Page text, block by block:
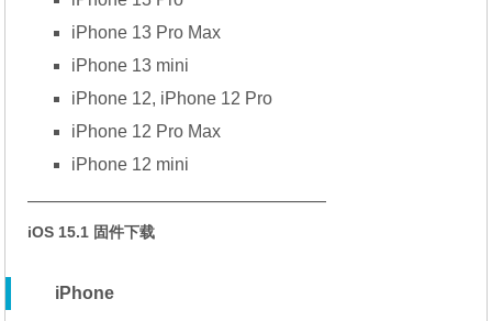
iPhone 13 Pro Max
iPhone 13 mini
iPhone 12, iPhone 12 Pro
iPhone 12 Pro Max
iPhone 12 mini
—————————————————
iOS 15.1 固件下载
iPhone